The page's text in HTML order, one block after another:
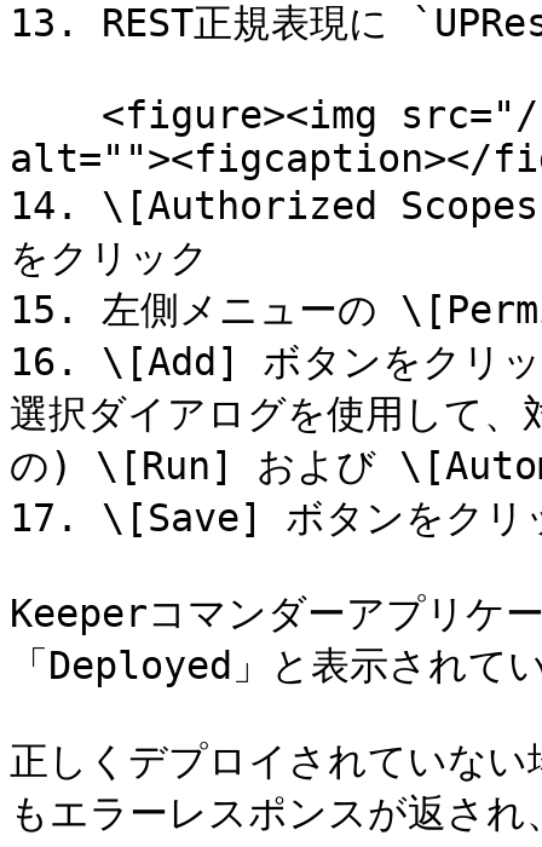
13. REST正規表現に
alt=""><figcaption></
14. \[Authorized
をクリック
15. 左側メニューの
16. \[Add] ボタンをクリッ
選択ダイアログを使用して
の) \[Run] および
17. \[Save] ボタンをクリ
Keeperコマンダーアプリ
「Deployed」と表示されて
正しくデプロイされていな
もエラーレスポンスが返さ